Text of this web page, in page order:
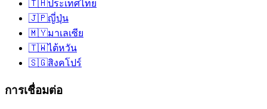
🇹🇭ประเทศไทย
🇯🇵ญี่ปุ่น
🇲🇾มาเลเซีย
🇹🇼ไต้หวัน
🇸🇬สิงคโปร์
การเชื่อมต่อ